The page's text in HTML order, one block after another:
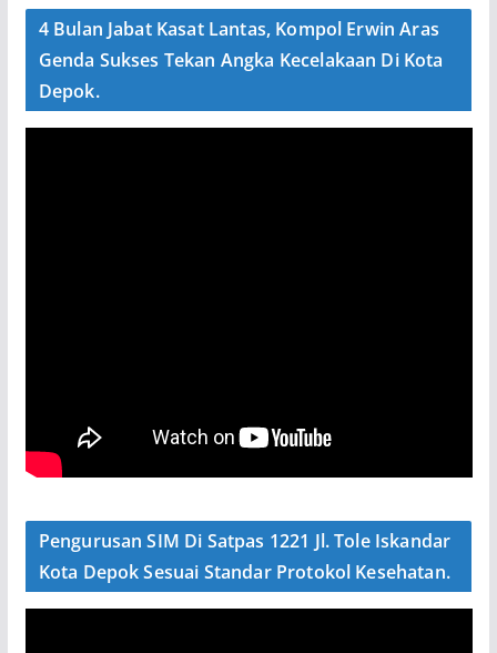
4 Bulan Jabat Kasat Lantas, Kompol Erwin Aras
Genda Sukses Tekan Angka Kecelakaan Di Kota
Depok.
Pengurusan SIM Di Satpas 1221 Jl. Tole Iskandar
Kota Depok Sesuai Standar Protokol Kesehatan.